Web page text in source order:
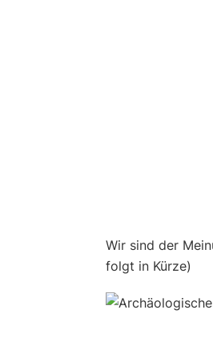
Wir sind der
folgt in Kürze)